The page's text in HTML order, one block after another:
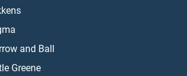
and Ball
Greene